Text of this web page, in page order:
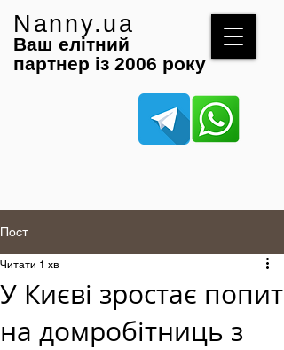
Nanny.ua
Ваш елітний
партнер із 2006 року
Пост
У Києві зростає попит
на домробітниць з
Читати 1 хв